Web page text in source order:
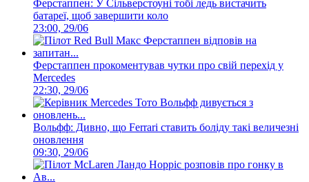
Ферстаппен: У Сільверстоуні тобі ледь вистачить
батареї, щоб завершити коло
23:00, 29/06
Ферстаппен прокоментував чутки про свій перехід у
Mercedes
22:30, 29/06
Вольфф: Дивно, що Ferrari ставить боліду такі величезні
оновлення
09:30, 29/06